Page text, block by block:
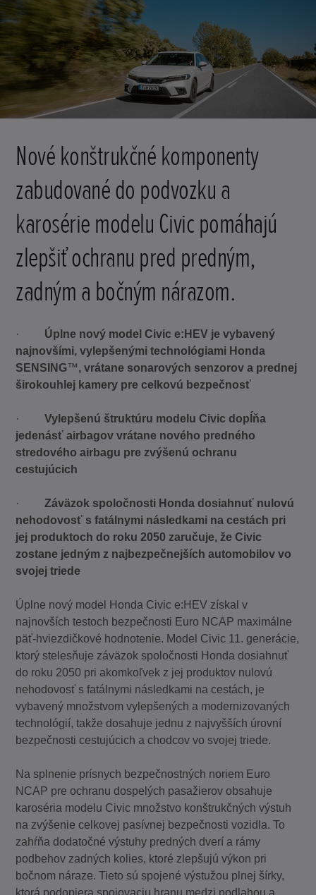
Nové konštrukčné komponenty
zabudované do podvozku a
karosérie modelu Civic pomáhajú
zlepšiť ochranu pred predným,
zadným a bočným nárazom.
· Úplne nový model Civic e:HEV je vybavený
najnovšími, vylepšenými technológiami Honda
SENSING™, vrátane sonarových senzorov a prednej
širokouhlej kamery pre celkovú bezpečnosť
·Vylepšenú štruktúru modelu Civic dopĺňa
jedenásť airbagov vrátane nového predného
stredového airbagu pre zvýšenú ochranu
cestujúcich
·Záväzok spoločnosti Honda dosiahnuť nulovú
nehodovosť s fatálnymi následkami na cestách pri
jej produktoch do roku 2050 zaručuje, že Civic
zostane jedným z najbezpečnejších automobilov vo
svojej triede
Úplne nový model Honda Civic e:HEV získal v
najnovších testoch bezpečnosti Euro NCAP maximálne
päť-hviezdičkové hodnotenie. Model Civic 11. generácie,
ktorý stelesňuje záväzok spoločnosti Honda dosiahnuť
do roku 2050 pri akomkoľvek z jej produktov nulovú
nehodovosť s fatálnymi následkami na cestách, je
vybavený množstvom vylepšených a modernizovaných
technológií, takže dosahuje jednu z najvyšších úrovní
bezpečnosti cestujúcich a chodcov vo svojej triede.
Na splnenie prísnych bezpečnostných noriem Euro
NCAP pre ochranu dospelých pasažierov obsahuje
karoséria modelu Civic množstvo konštrukčných výstuh
na zvýšenie celkovej pasívnej bezpečnosti vozidla. To
zahŕňa dodatočné výstuhy predných dverí a rámy
podbehov zadných kolies, ktoré zlepšujú výkon pri
bočnom náraze. Tieto sú spojené výstužou plnej šírky,